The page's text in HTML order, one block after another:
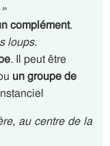
complément.
loups.
. Il peut être
un groupe de
au centre de la